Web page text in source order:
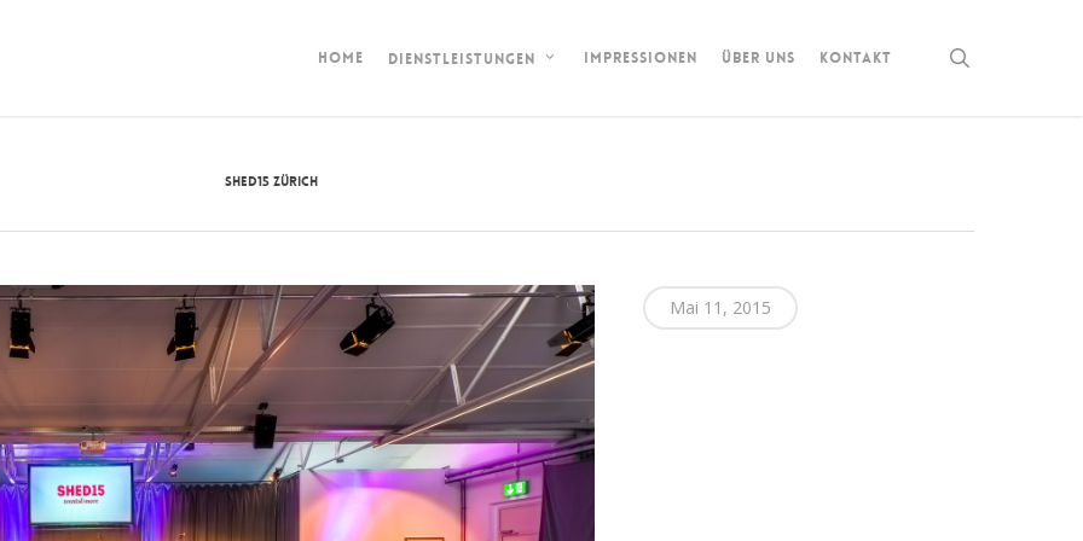
HOME DIENSTLEISTUNGEN IMPRESSIONEN ÜBER UNS KONTAKT
SHED15 ZÜRICH
Mai 11, 2015